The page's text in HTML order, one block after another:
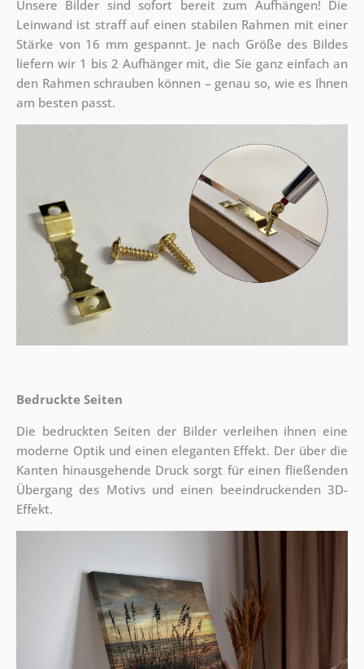
Unsere Bilder sind sofort bereit zum Aufhängen! Die
Leinwand ist straff auf einen stabilen Rahmen mit einer
Stärke von 16 mm gespannt. Je nach Größe des Bildes
liefern wir 1 bis 2 Aufhänger mit, die Sie ganz einfach an
den Rahmen schrauben können – genau so, wie es Ihnen
am besten passt.
Bedruckte Seiten
Die bedruckten Seiten der Bilder verleihen ihnen eine
moderne Optik und einen eleganten Effekt. Der über die
Kanten hinausgehende Druck sorgt für einen fließenden
Übergang des Motivs und einen beeindruckenden 3D-
Effekt.